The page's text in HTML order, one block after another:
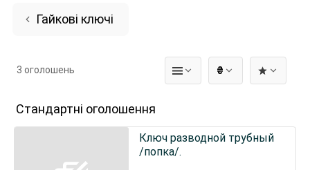
Гайкові ключі
₴
3 оголошень
Стандартні оголошення
Ключ разводной трубный
/попка/.